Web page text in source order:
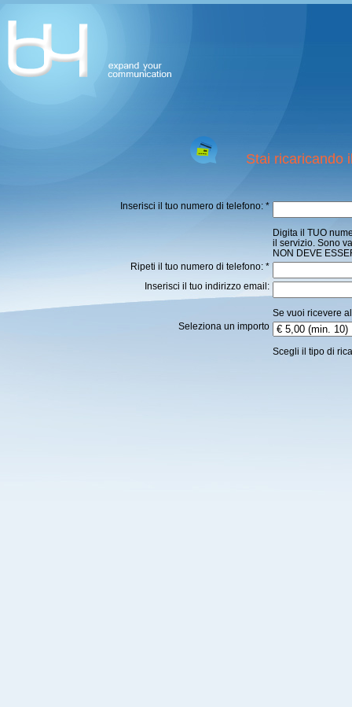
Stai ricaricando il
Inserisci il tuo numero di telefono: *
Digita il TUO
il servizio. Sono
NON DEVE
Ripeti il tuo numero di telefono: *
Inserisci il tuo indirizzo email:
Se vuoi ricevere
Seleziona un importo
Scegli il tipo di